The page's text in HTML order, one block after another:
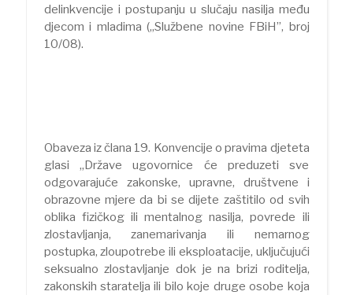
delinkvencije i postupanju u slučaju nasilja među
djecom i mladima („Službene novine FBiH”, broj
10/08).
Obaveza iz člana 19. Konvencije o pravima djeteta
glasi „Države ugovornice će preduzeti sve
odgovarajuće zakonske, upravne, društvene i
obrazovne mjere da bi se dijete zaštitilo od svih
oblika fizičkog ili mentalnog nasilja, povrede ili
zlostavljanja, zanemarivanja ili nemarnog
postupka, zloupotrebe ili eksploatacije, uključujući
seksualno zlostavljanje dok je na brizi roditelja,
zakonskih staratelja ili bilo koje druge osobe koja